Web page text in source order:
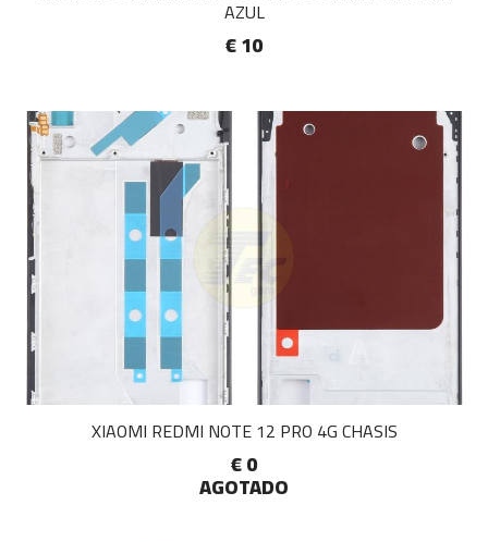
AZUL
€ 10
XIAOMI REDMI NOTE 12 PRO 4G CHASIS
€ 0
AGOTADO